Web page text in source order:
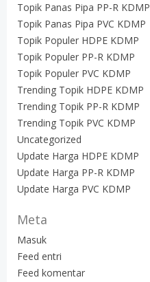
Topik Panas Pipa PP-R KDMP
Topik Panas Pipa PVC KDMP
Topik Populer HDPE KDMP
Topik Populer PP-R KDMP
Topik Populer PVC KDMP
Trending Topik HDPE KDMP
Trending Topik PP-R KDMP
Trending Topik PVC KDMP
Uncategorized
Update Harga HDPE KDMP
Update Harga PP-R KDMP
Update Harga PVC KDMP
Meta
Masuk
Feed entri
Feed komentar